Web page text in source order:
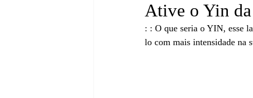
Ative o Yin da
: : O que seria o YIN, esse
lo com mais intensidade na